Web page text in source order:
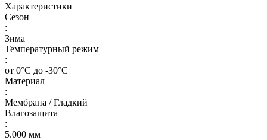
Характеристики
Сезон
:
Зима
Температурный режим
:
от 0°С до -30°С
Материал
:
Мембрана / Гладкий
Влагозащита
:
5.000 мм